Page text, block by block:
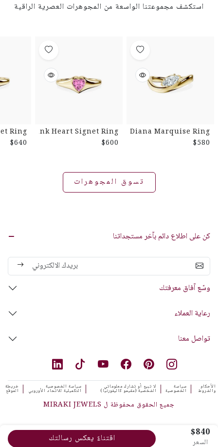
$840
السعر اقتناءٌ يعكس رسالتك
استكشف مجموعتنا الواسعة من المجوهرات العصرية الراقية
Diana Marquise Ring
$580
Pink Heart Signet Ring
$600
Ring
$640
تسوق المجوهرات
كن على اطلاع دائم بآخر مستجداتنا
وسّع آفاق معرفتك
رعاية العملاء
تواصل معنا
الأحكام
والشروط
سياسة
الخصوصية
لا تبيع أو تشارك معلوماتي
الشخصية (مقيمو كاليفورنيا)
سياسة الخصوصية
التكميلية للاتحاد الأوروبي
خريطة
الموقع
جميع الحقوق محفوظة ل MIRAKI JEWELS